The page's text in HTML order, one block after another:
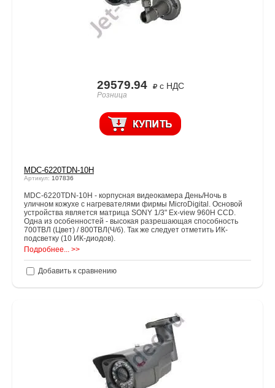
29579.94 с НДС
Розница
MDC-6220TDN-10H
Артикул: 107836
MDC-6220TDN-10H - корпусная видеокамера День/Ночь в
уличном кожухе с нагревателями фирмы MicroDigital. Основой
устройства является матрица SONY 1/3" Ex-view 960H CCD.
Одна из особенностей - высокая разрешающая способность
700ТВЛ (Цвет) / 800ТВЛ(Ч/б). Так же следует отметить ИК-
подсветку (10 ИК-диодов).
Подробнее... >>
Добавить к сравнению